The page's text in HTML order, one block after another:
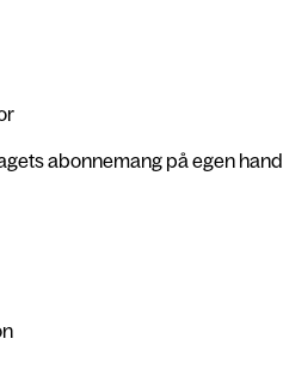
abonnemang på egen hand.